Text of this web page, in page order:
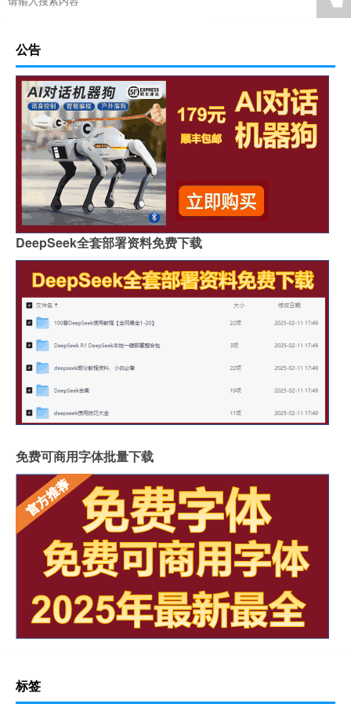
公告
DeepSeek全套部署资料免费下载
免费可商用字体批量下载
标签